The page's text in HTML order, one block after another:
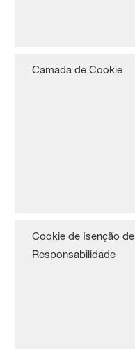
Camada de Cookie
Cookie de Isenção de
Responsabilidade